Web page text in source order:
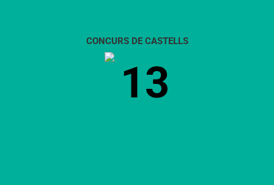
CONCURS DE CASTELLS
13